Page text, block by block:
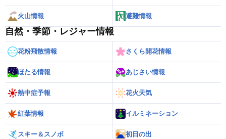
火山情報 避難情報
自然・季節・レジャー情報
花粉飛散情報 さくら開花情報
ほたる情報 あじさい情報
熱中症予報 花火天気
紅葉情報 イルミネーション
スキー＆スノボ 初日の出